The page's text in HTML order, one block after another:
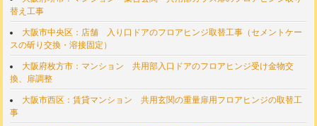
替え工事
大阪市中央区：店舗 入り口ドアのフロアヒンジ取替工事（セメントケー
スの斫り交換・溶接固定）
大阪府枚方市：マンション 共用部入口ドアのフロアヒンジ受け金物交
換、扉調整
大阪市西区：賃貸マンション 共用玄関の重量扉用フロアヒンジの取替工
事